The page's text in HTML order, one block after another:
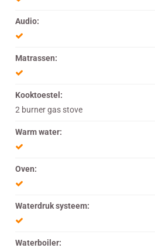
Audio:
Matrassen:
Kooktoestel:
2 burner gas stove
Warm water:
Oven:
Waterdruk systeem:
Waterboiler: